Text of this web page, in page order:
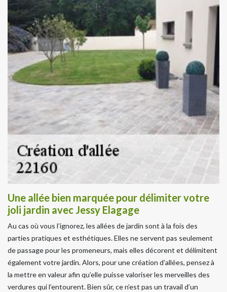
Une allée bien marquée pour délimiter votre
joli jardin avec Jessy Elagage
Au cas où vous l’ignorez, les allées de jardin sont à la fois des
parties pratiques et esthétiques. Elles ne servent pas seulement
de passage pour les promeneurs, mais elles décorent et délimitent
également votre jardin. Alors, pour une création d’allées, pensez à
la mettre en valeur afin qu’elle puisse valoriser les merveilles des
verdures qui l’entourent. Bien sûr, ce n’est pas un travail d’un